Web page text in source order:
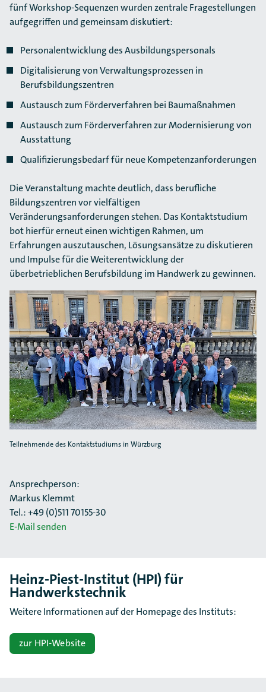
fünf Workshop-Sequenzen wurden zentrale Fragestellungen
aufgegriffen und gemeinsam diskutiert:
Personalentwicklung des Ausbildungspersonals
Digitalisierung von Verwaltungsprozessen in
Berufsbildungszentren
Austausch zum Förderverfahren bei Baumaßnahmen
Austausch zum Förderverfahren zur Modernisierung von
Ausstattung
Qualifizierungsbedarf für neue Kompetenzanforderungen
Die Veranstaltung machte deutlich, dass berufliche
Bildungszentren vor vielfältigen
Veränderungsanforderungen stehen. Das Kontaktstudium
bot hierfür erneut einen wichtigen Rahmen, um
Erfahrungen auszutauschen, Lösungsansätze zu diskutieren
und Impulse für die Weiterentwicklung der
überbetrieblichen Berufsbildung im Handwerk zu gewinnen.
Teilnehmende des Kontaktstudiums in Würzburg
(C) HPI
Ansprechperson:
Markus Klemmt
Tel.: +49 (0)511 70155-30
E-Mail senden
Heinz-Piest-Institut (HPI) für
Handwerkstechnik
Weitere Informationen auf der Homepage des Instituts:
zur HPI-Website